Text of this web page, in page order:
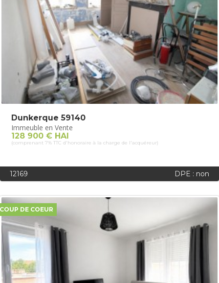
Dunkerque 59140
Immeuble en Vente
128 900 € HAI
(comprenant 7% TTC d'honoraire à la charge de l'acquéreur)
12169 DPE : non
COUP DE COEUR